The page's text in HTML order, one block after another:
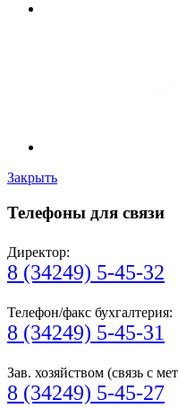
Закрыть
Телефоны для связи
Директор:
8 (34249) 5-45-32
Телефон/факс бухгалтерия:
8 (34249) 5-45-31
Зав. хозяйством (связь с
8 (34249) 5-45-27